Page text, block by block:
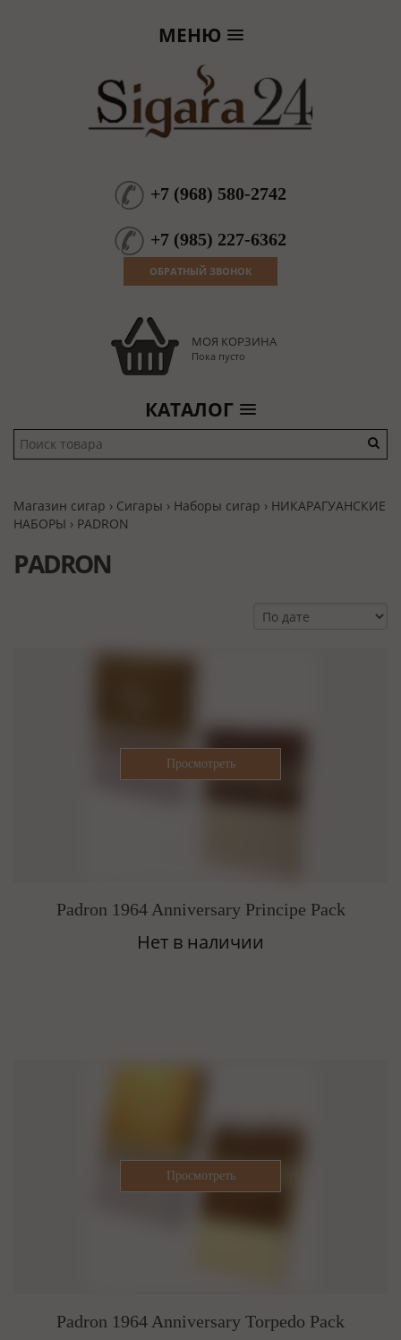
МЕНЮ
+7 (968) 580-2742
+7 (985) 227-6362
ОБРАТНЫЙ ЗВОНОК
МОЯ КОРЗИНА
Пока пусто
КАТАЛОГ
Магазин сигар › Сигары › Наборы сигар › НИКАРАГУАНСКИЕ
НАБОРЫ › PADRON
PADRON
Padron 1964 Anniversary Principe Pack
Нет в наличии
Padron 1964 Anniversary Torpedo Pack